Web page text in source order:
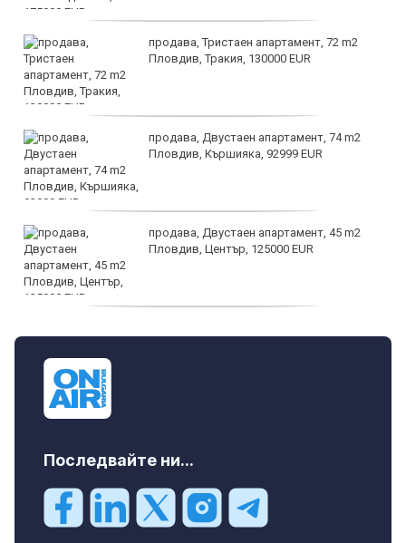
продава, Тристаен апартамент, 72 m2
Пловдив, Тракия, 130000 EUR
продава, Двустаен апартамент, 74 m2
Пловдив, Кършияка, 92999 EUR
продава, Двустаен апартамент, 45 m2
Пловдив, Център, 125000 EUR
Последвайте ни...